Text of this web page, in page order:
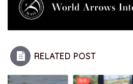
RELATED POST
熊本